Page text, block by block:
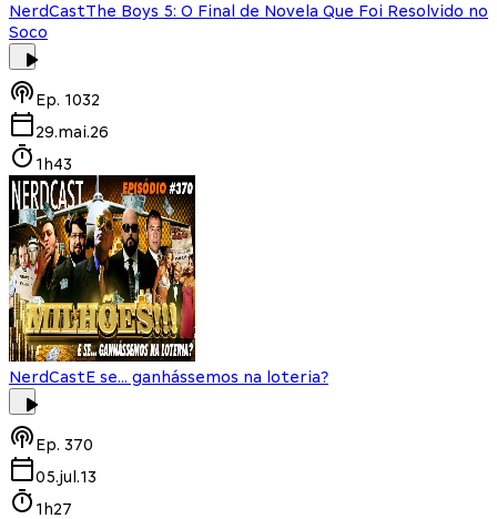
NerdCastThe Boys 5: O Final de Novela Que Foi Resolvido no
Soco
Ep. 1032
29.mai.26
1h43
NerdCastE se... ganhássemos na loteria?
Ep. 370
05.jul.13
1h27